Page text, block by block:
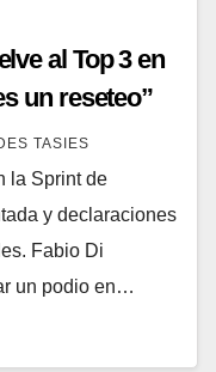
al Top 3 en
un reseteo”
TASIES
la Sprint de
y declaraciones
Fabio Di
un podio en…